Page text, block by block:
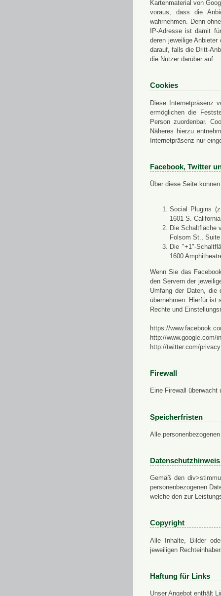
Kartenmaterial von
voraus, dass die
wahrnehmen. Denn
IP-Adresse ist damit
deren jeweilige
darauf, falls die Dritt-
die Nutzer darüber auf.
Cookies
Diese Internetpräsenz
ermöglichen die
Person zuordenbar.
Näheres hierzu
Internetpräsenz nur
Facebook, Twitter
Über diese Seite
Social Plugins
1601 S.
Die Schaltfläche
Folsom St.,
Die "+1"-
1600
Wenn Sie das
den Servern der
Umfang der Daten, die
übernehmen. Hierfür ist
Rechte und
https://
http://www.google.com/
http://twitter.com/privacy
Firewall
Eine Firewall
Speicherfristen
Alle
Datenschutzhinweis
Gemäß den
personenbezogenen
welche den zur
Copyright
Alle Inhalte, Bilder
jeweiligen
Haftung für Links
Unser Angebot enthält